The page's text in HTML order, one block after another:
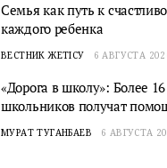
Семья как путь к
каждого ребенка
ВЕСТНИК ЖЕТІСУ 6 АВГУСТА
«Дорога в школу»: Более
школьников получат
МУРАТ ТУГАНБАЕВ 6 АВГУСТА